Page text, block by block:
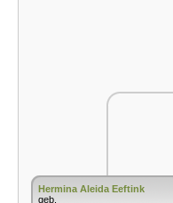
Hermina Aleida Eeftink
geb.